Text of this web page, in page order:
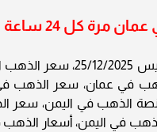
مرة كل 24 ساعة
أسعار الذهب في عمان
في عمان، سعر الذهب
الجنيه الذهب في اليمن،